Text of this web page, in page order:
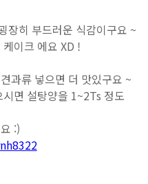
장히 부드러운 식감이구요 ~
이크 에요 XD !
과류 넣으면 더 맛있구요 ~
면 설탕양을 1~2Ts 정도
:)